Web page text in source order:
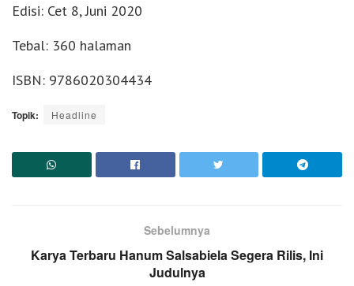
Edisi: Cet 8, Juni 2020
Tebal: 360 halaman
ISBN: 9786020304434
Topik: Headline
Sebelumnya
Karya Terbaru Hanum Salsabiela Segera Rilis, Ini
Judulnya